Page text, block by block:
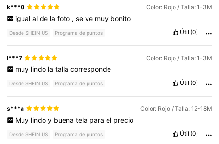
k***0 Color: Rojo / Talla: 1-3M
igual al de la foto , se ve muy bonito
Desde SHEIN US Programa de puntos Útil (0)
l***7 Color: Rojo / Talla: 1-3M
muy lindo la talla corresponde
Desde SHEIN US Programa de puntos Útil (0)
s***a Color: Rojo / Talla: 12-18M
Muy lindo y buena tela para el precio
Desde SHEIN US Programa de puntos Útil (0)